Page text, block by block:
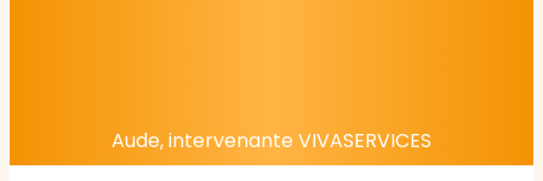
Aude, intervenante VIVASERVICES